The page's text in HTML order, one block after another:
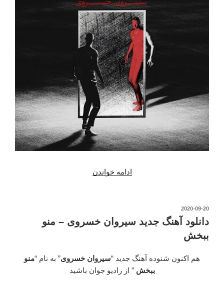
ادامه خواندن
خسروی
مقصرم”
نوشته‌شده
2020-09-20
دانلود آهنگ جدید سیروان خسروی – منو
ببخش
هم اکنون شنوده آهنگ جدید “سیروان خسروی” به نام “منو
ببخش ” از رادیو جوان باشید